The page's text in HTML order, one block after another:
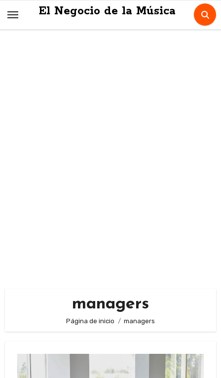
El Negocio de la Música
managers
Página de inicio managers